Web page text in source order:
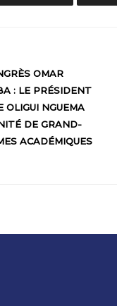
OMAR
: LE PRÉSIDENT
OLIGUI NGUEMA
DE GRAND-
ACADÉMIQUES